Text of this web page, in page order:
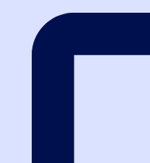
Правительства